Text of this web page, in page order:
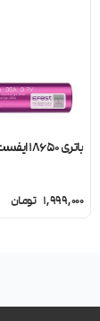
باتری 18650 ایفست 3000 میلی آمپر
1,999,000 تومان